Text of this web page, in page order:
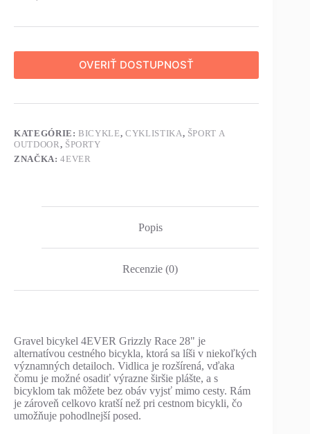
OVERIŤ DOSTUPNOSŤ
KATEGÓRIE:BICYKLE,CYKLISTIKA, ŠPORT A
OUTDOOR , ŠPORTY
ZNAČKA:4EVER
Popis
Recenzie (0)
Gravel bicykel 4EVER Grizzly Race 28" je
alternatívou cestného bicykla, ktorá sa líši v niekoľkých
významných detailoch. Vidlica je rozšírená, vďaka
čomu je možné osadiť výrazne širšie plášte, a s
bicyklom tak môžete bez obáv vyjsť mimo cesty. Rám
je zároveň celkovo kratší než pri cestnom bicykli, čo
umožňuje pohodlnejší posed.